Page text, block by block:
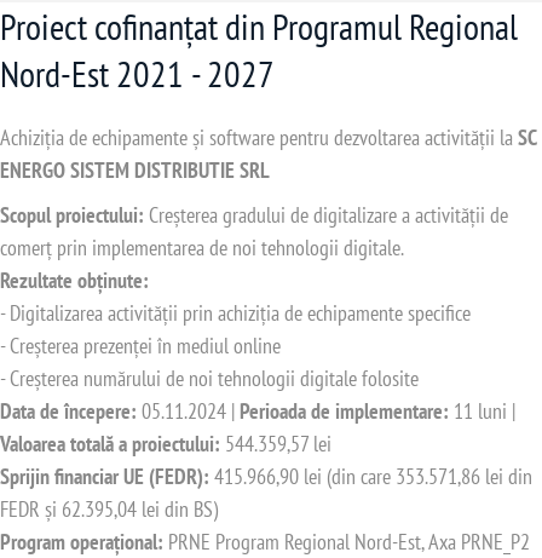
Proiect cofinanțat din Programul Regional
Nord-Est 2021 - 2027
Achiziția de echipamente și software pentru dezvoltarea activității laSC
ENERGO SISTEM DISTRIBUTIE SRL
Scopul proiectului: Creșterea gradului de digitalizare a activității de
comerț prin implementarea de noi tehnologii digitale.
Rezultate obținute:
- Digitalizarea activității prin achiziția de echipamente specifice
- Creșterea prezenței în mediul online
- Creșterea numărului de noi tehnologii digitale folosite
Data de începere: 05.11.2024 | Perioada de implementare: 11 luni |
Valoarea totală a proiectului: 544.359,57 lei
Sprijin financiar UE (FEDR): 415.966,90 lei (din care 353.571,86 lei din
FEDR și 62.395,04 lei din BS)
Program operațional: PRNE Program Regional Nord-Est, Axa PRNE_P2